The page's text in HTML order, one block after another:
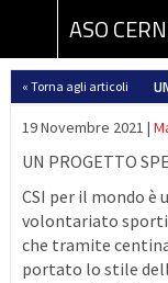
« Torna agli articoli
19 Novembre 2021 |
UN PROGETTO
CSI per il mondo è
volontariato
che tramite
portato lo stile